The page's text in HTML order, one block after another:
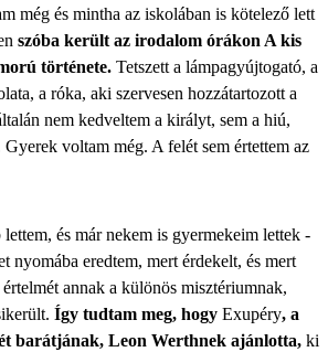
még és mintha az iskolában is kötelező lett
szóba került az irodalom órákon A kis
története. Tetszett a lámpagyújtogató, a
a róka, aki szervesen hozzátartozott a
nem kedveltem a királyt, sem a hiú,
Gyerek voltam még. A felét sem értettem az
és már nekem is gyermekeim lettek -
nyomába eredtem, mert érdekelt, és mert
annak a különös misztériumnak,
Így tudtam meg, hogy Exupéry, a
barátjának, Leon Werthnek ajánlotta, ki